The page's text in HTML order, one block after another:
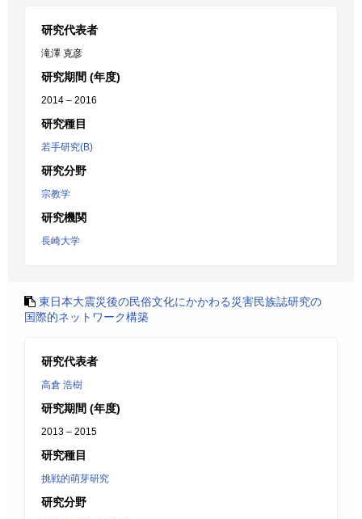
研究代表者
滝澤 克彦
研究期間 (年度)
2014 – 2016
研究種目
若手研究(B)
研究分野
宗教学
研究機関
長崎大学
東日本大震災後の民俗文化にかかわる災害民族誌研究の
国際的ネットワーク構築
研究代表者
高倉 浩樹
研究期間 (年度)
2013 – 2015
研究種目
挑戦的萌芽研究
研究分野